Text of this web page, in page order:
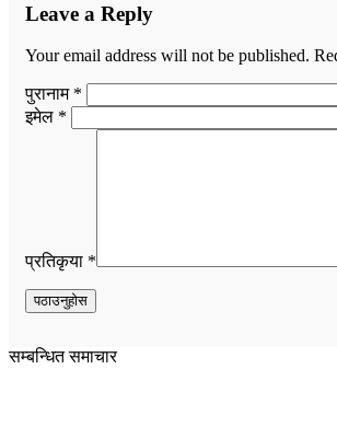
Leave a Reply
Your email address will not be published.
पुरानाम *
इमेल *
प्रतिकृया *
सम्बन्धित समाचार